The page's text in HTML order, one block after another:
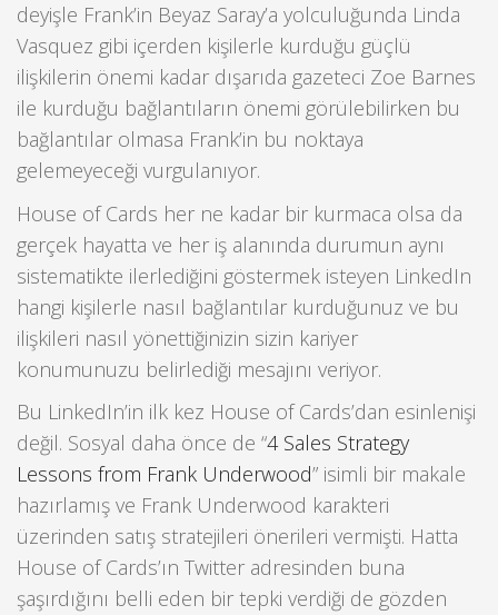
deyişle Frank’in Beyaz Saray’a yolculuğunda Linda
Vasquez gibi içerden kişilerle kurduğu güçlü
ilişkilerin önemi kadar dışarıda gazeteci Zoe Barnes
ile kurduğu bağlantıların önemi görülebilirken bu
bağlantılar olmasa Frank’in bu noktaya
gelemeyeceği vurgulanıyor.
House of Cards her ne kadar bir kurmaca olsa da
gerçek hayatta ve her iş alanında durumun aynı
sistematikte ilerlediğini göstermek isteyen LinkedIn
hangi kişilerle nasıl bağlantılar kurduğunuz ve bu
ilişkileri nasıl yönettiğinizin sizin kariyer
konumunuzu belirlediği mesajını veriyor.
Bu LinkedIn’in ilk kez House of Cards’dan esinlenişi
değil. Sosyal daha önce de “4 Sales Strategy
Lessons from Frank Underwood” isimli bir makale
hazırlamış ve Frank Underwood karakteri
üzerinden satış stratejileri önerileri vermişti. Hatta
House of Cards’ın Twitter adresinden buna
şaşırdığını belli eden bir tepki verdiği de gözden